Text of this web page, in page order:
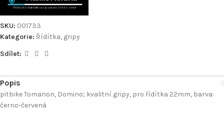
SKU: 001733
Kategorie: Řídítka, gripy
Sdílet:
Popis
pitbike Tomanon, Domino; kvalitní gripy, pro řídítka 22mm, barva:
černo-červená